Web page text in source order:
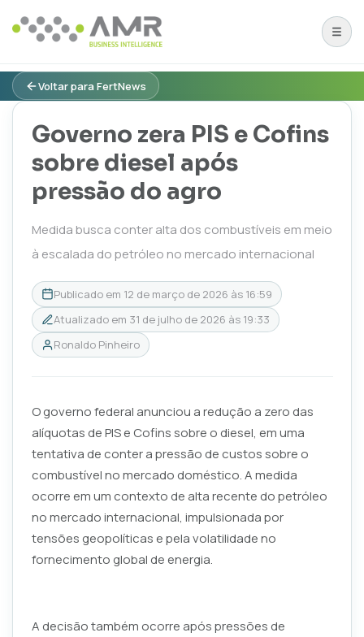
Voltar para FertNews
Governo zera PIS e Cofins
sobre diesel após
pressão do agro
Medida busca conter alta dos combustíveis em meio
à escalada do petróleo no mercado internacional
Publicado em 12 de março de 2026 às 16:59
Atualizado em 31 de julho de 2026 às 19:33
Ronaldo Pinheiro
O governo federal anunciou a redução a zero das
alíquotas de PIS e Cofins sobre o diesel, em uma
tentativa de conter a pressão de custos sobre o
combustível no mercado doméstico. A medida
ocorre em um contexto de alta recente do petróleo
no mercado internacional, impulsionada por
tensões geopolíticas e pela volatilidade no
fornecimento global de energia.
A decisão também ocorre após pressões de